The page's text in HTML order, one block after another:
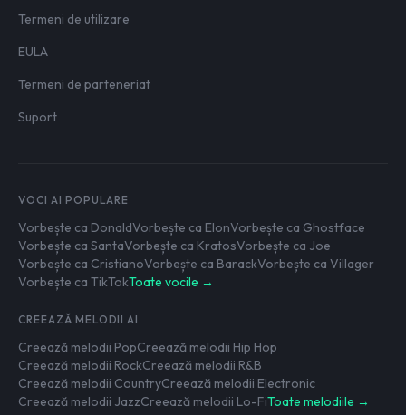
Termeni de utilizare
EULA
Termeni de parteneriat
Suport
VOCI AI POPULARE
Vorbește ca DonaldVorbește ca ElonVorbește ca Ghostface
Vorbește ca SantaVorbește ca KratosVorbește ca Joe
Vorbește ca CristianoVorbește ca BarackVorbește ca Villager
Vorbește ca TikTokToate vocile →
CREEAZĂ MELODII AI
Creează melodii PopCreează melodii Hip Hop
Creează melodii RockCreează melodii R&B
Creează melodii CountryCreează melodii Electronic
Creează melodii JazzCreează melodii Lo-FiToate melodiile →